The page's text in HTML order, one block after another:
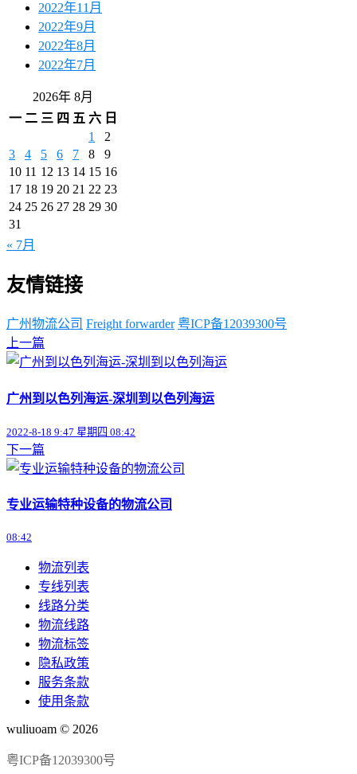
2022年11月
2022年9月
2022年8月
2022年7月
2026年 8月
一 二 三 四 五 六 日
1
2
3
4 5 6 7 8
9
10 11 12 13 14 15 16
17 18 19 20 21 22 23
24 25 26 27 28 29 30
31
« 7月
友情链接
广州物流公司 Freight forwarder 粤ICP备12039300号
上一篇
广州到以色列海运-深圳到以色列海运
2022-8-18 9:47 星期四 08:42
下一篇
专业运输特种设备的物流公司
08:42
物流列表
专线列表
线路分类
物流线路
物流标签
隐私政策
服务条款
使用条款
wuliuoam © 2026
粤ICP备12039300号